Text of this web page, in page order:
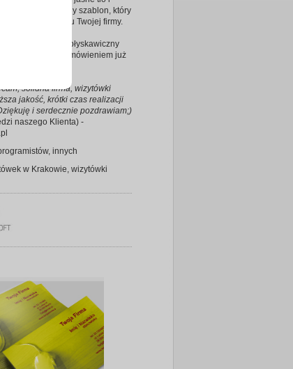
– nowoczesny szablon, który
w promowaniu Twojej firmy.
czasie? Wybierz błyskawiczny
się swoim zamówieniem już
solidna firma, wizytówki
jakość, krótki czas realizacji
i serdecznie pozdrawiam;)
naszego Klienta) -
innych
w Krakowie, wizytówki